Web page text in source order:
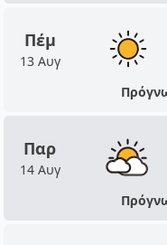
Πέμ
13 Αυγ
Παρ
14 Αυγ